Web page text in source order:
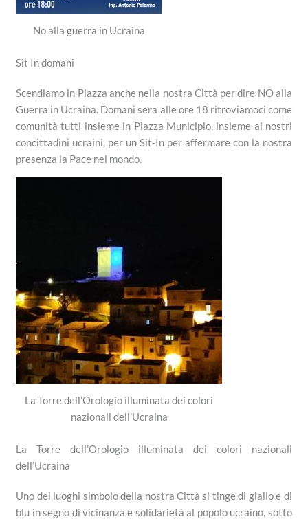
No alla guerra in Ucraina
Sit In domani
Scendiamo in Piazza anche nella nostra Città per dire NO alla
Guerra in Ucraina. Domani sera alle ore 18 ritroviamoci come
comunità tutti insieme in Piazza Municipio, insieme ai nostri
concittadini ucraini, per un Sit-In per affermare con la nostra
presenza la Pace nel mondo.
La Torre dell’Orologio illuminata dei colori
nazionali dell’Ucraina
La Torre dell’Orologio illuminata dei colori nazionali
dell’Ucraina
Uno dei luoghi simbolo della nostra Città si tinge di giallo e di
blu in segno di vicinanza e solidarietà al popolo ucraino, sotto